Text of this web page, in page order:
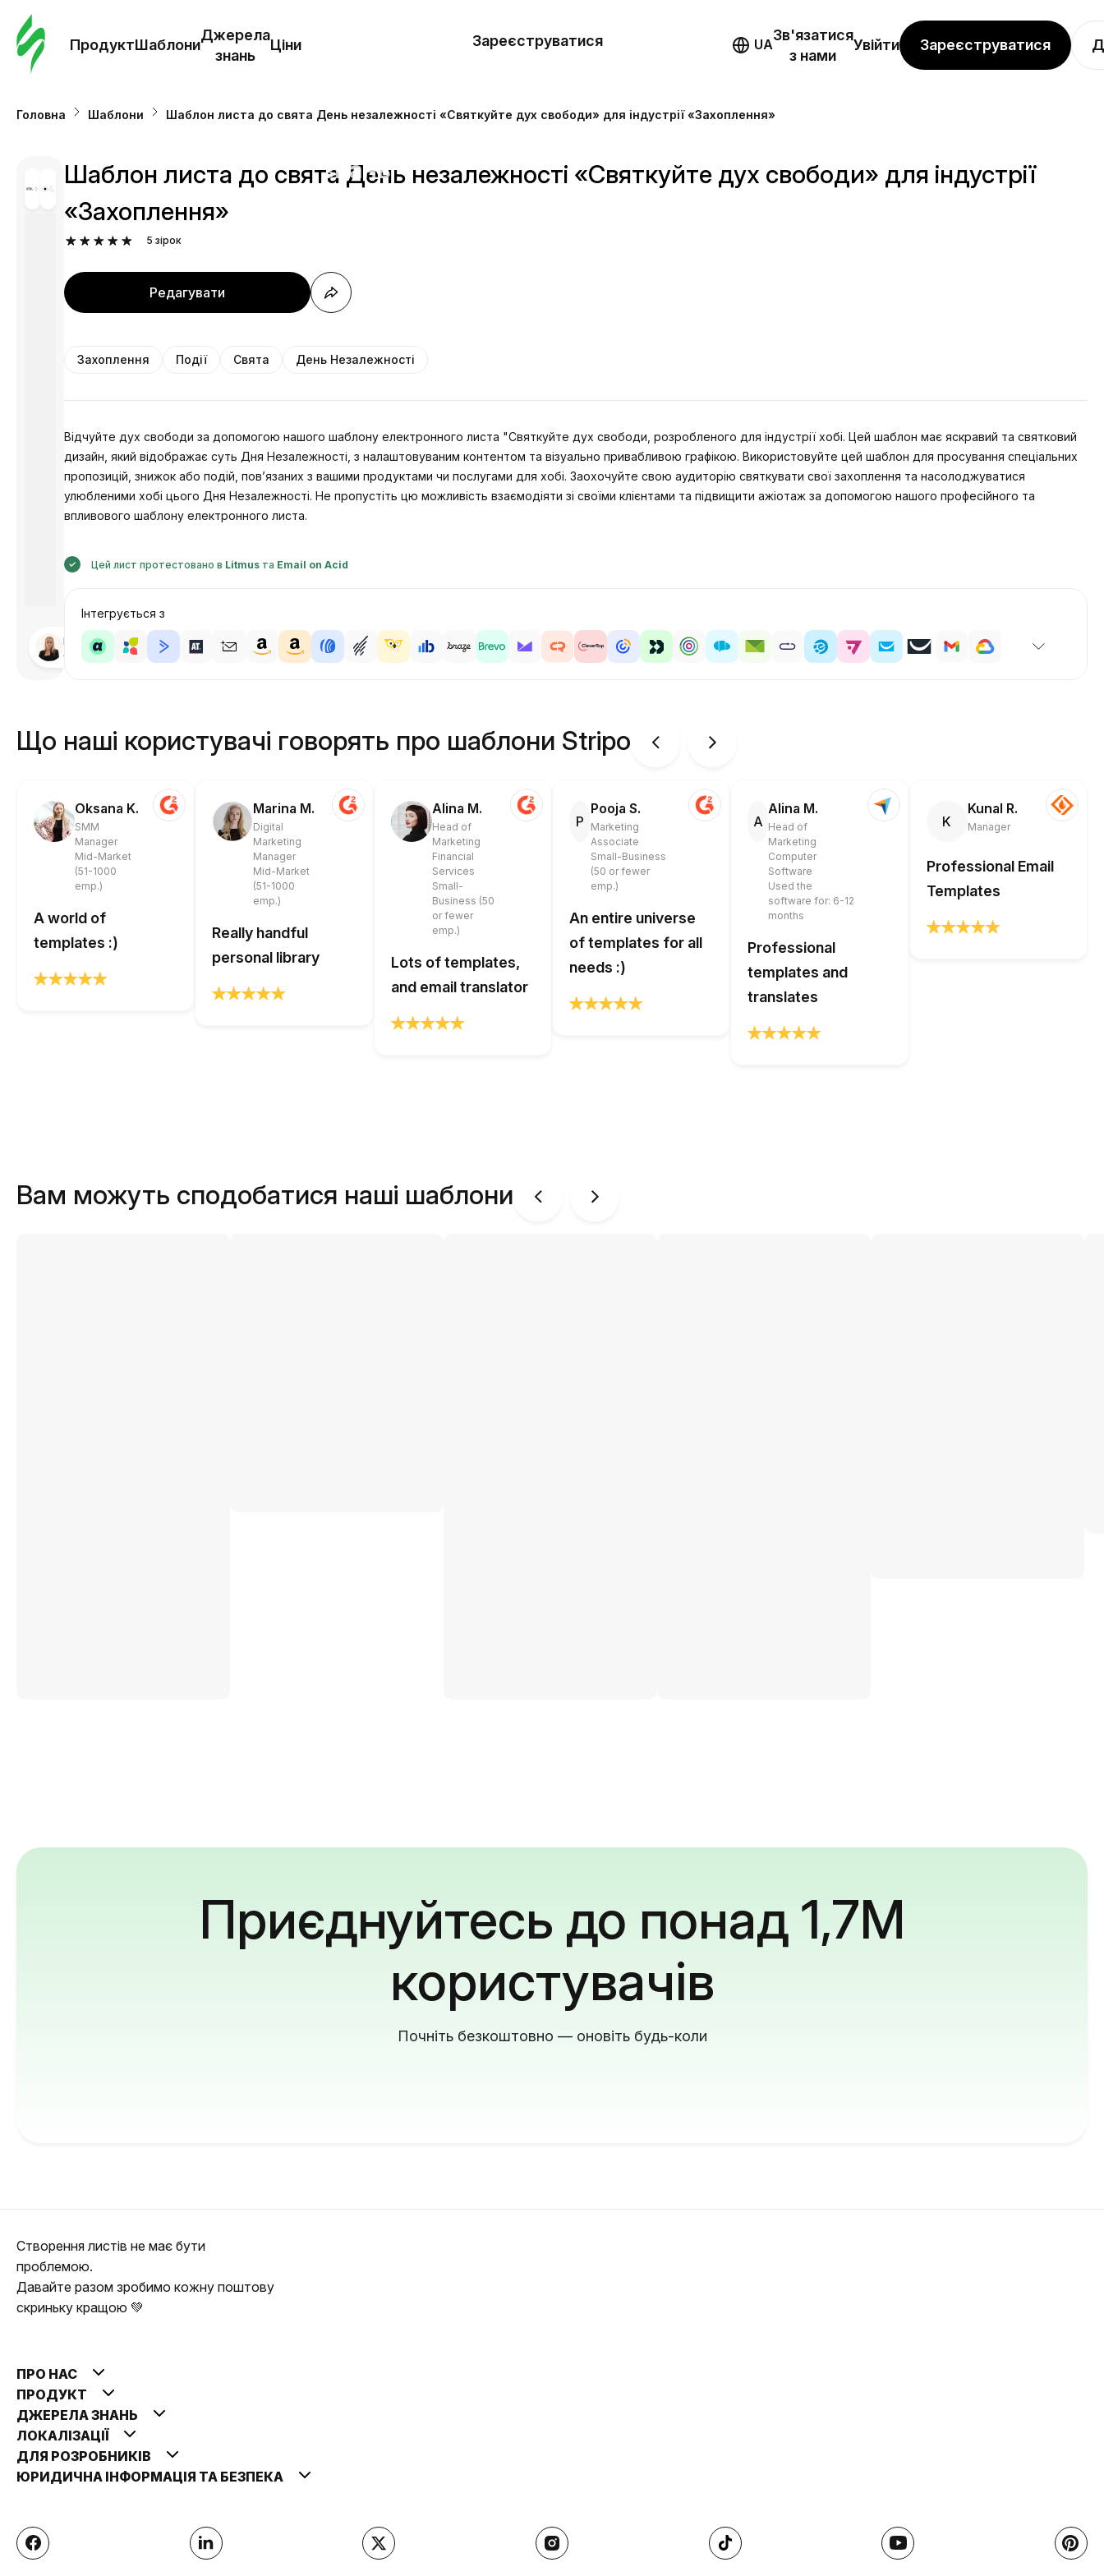
ПродуктШаблони
Джерела
знань
Ціни
знань
Зареєструватися UA
Зв'язатися
з нами
Увійти Зареєструватися
Головна Шаблони Шаблон листа до свята День незалежності «Святкуйте дух свободи» для індустрії «Захоплення»
Розроблено
Анастасія
Шаблон листа до свята День незалежності «Святкуйте дух свободи» для індустрії
«Захоплення»
5 зірок
Редагувати
Захоплення Події Свята День Незалежності
Відчуйте дух свободи за допомогою нашого шаблону електронного листа "Святкуйте дух свободи, розробленого для індустрії хобі. Цей шаблон має яскравий та святковий
дизайн, який відображає суть Дня Незалежності, з налаштовуваним контентом та візуально привабливою графікою. Використовуйте цей шаблон для просування спеціальних
пропозицій, знижок або подій, пов’язаних з вашими продуктами чи послугами для хобі. Заохочуйте свою аудиторію святкувати свої захоплення та насолоджуватися
улюбленими хобі цього Дня Незалежності. Не пропустіть цю можливість взаємодіяти зі своїми клієнтами та підвищити ажіотаж за допомогою нашого професійного та
впливового шаблону електронного листа.
Цей лист протестовано в Litmus та Email on Acid
Інтегрується з
Що наші користувачі говорять про шаблони Stripo
Oksana K.
SMM
Manager
Mid-Market
(51-1000
emp.)
A world of
templates :)
Marina M.
Digital
Marketing
Manager
Mid-Market
(51-1000
emp.)
Really handful
personal library
Alina M.
Head of
Marketing
Financial
Services
Small-
Business (50
or fewer
emp.)
Lots of templates,
and email translator
P
Pooja S.
Marketing
Associate
Small-Business
(50 or fewer
emp.)
An entire universe
of templates for all
needs :)
A
Alina M.
Head of
Marketing
Computer
Software
Used the
software for: 6-12
months
Professional
templates and
translates
K
Kunal R.
Manager
Professional Email
Templates
Вам можуть сподобатися наші шаблони
Приєднуйтесь до понад 1,7M
користувачів
Почніть безкоштовно — оновіть будь-коли
Створення листів не має бути
проблемою.
Давайте разом зробимо кожну поштову
скриньку кращою 💚
ПРО НАС
ПРОДУКТ
ДЖЕРЕЛА ЗНАНЬ
ЛОКАЛІЗАЦІЇ
ДЛЯ РОЗРОБНИКІВ
ЮРИДИЧНА ІНФОРМАЦІЯ ТА БЕЗПЕКА